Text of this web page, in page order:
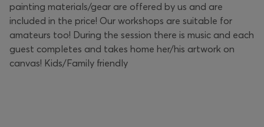
painting materials/gear are offered by us and are
included in the price! Our workshops are suitable for
amateurs too! During the session there is music and each
guest completes and takes home her/his artwork on
canvas! Kids/Family friendly